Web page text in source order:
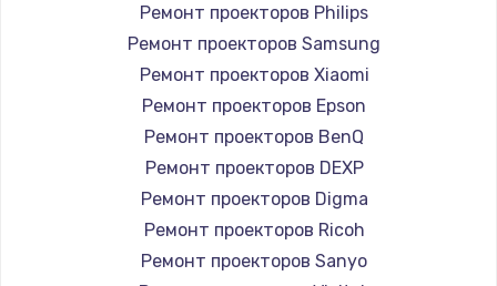
Ремонт проекторов Philips
Ремонт проекторов Samsung
Ремонт проекторов Xiaomi
Ремонт проекторов Epson
Ремонт проекторов BenQ
Ремонт проекторов DEXP
Ремонт проекторов Digma
Ремонт проекторов Ricoh
Ремонт проекторов Sanyo